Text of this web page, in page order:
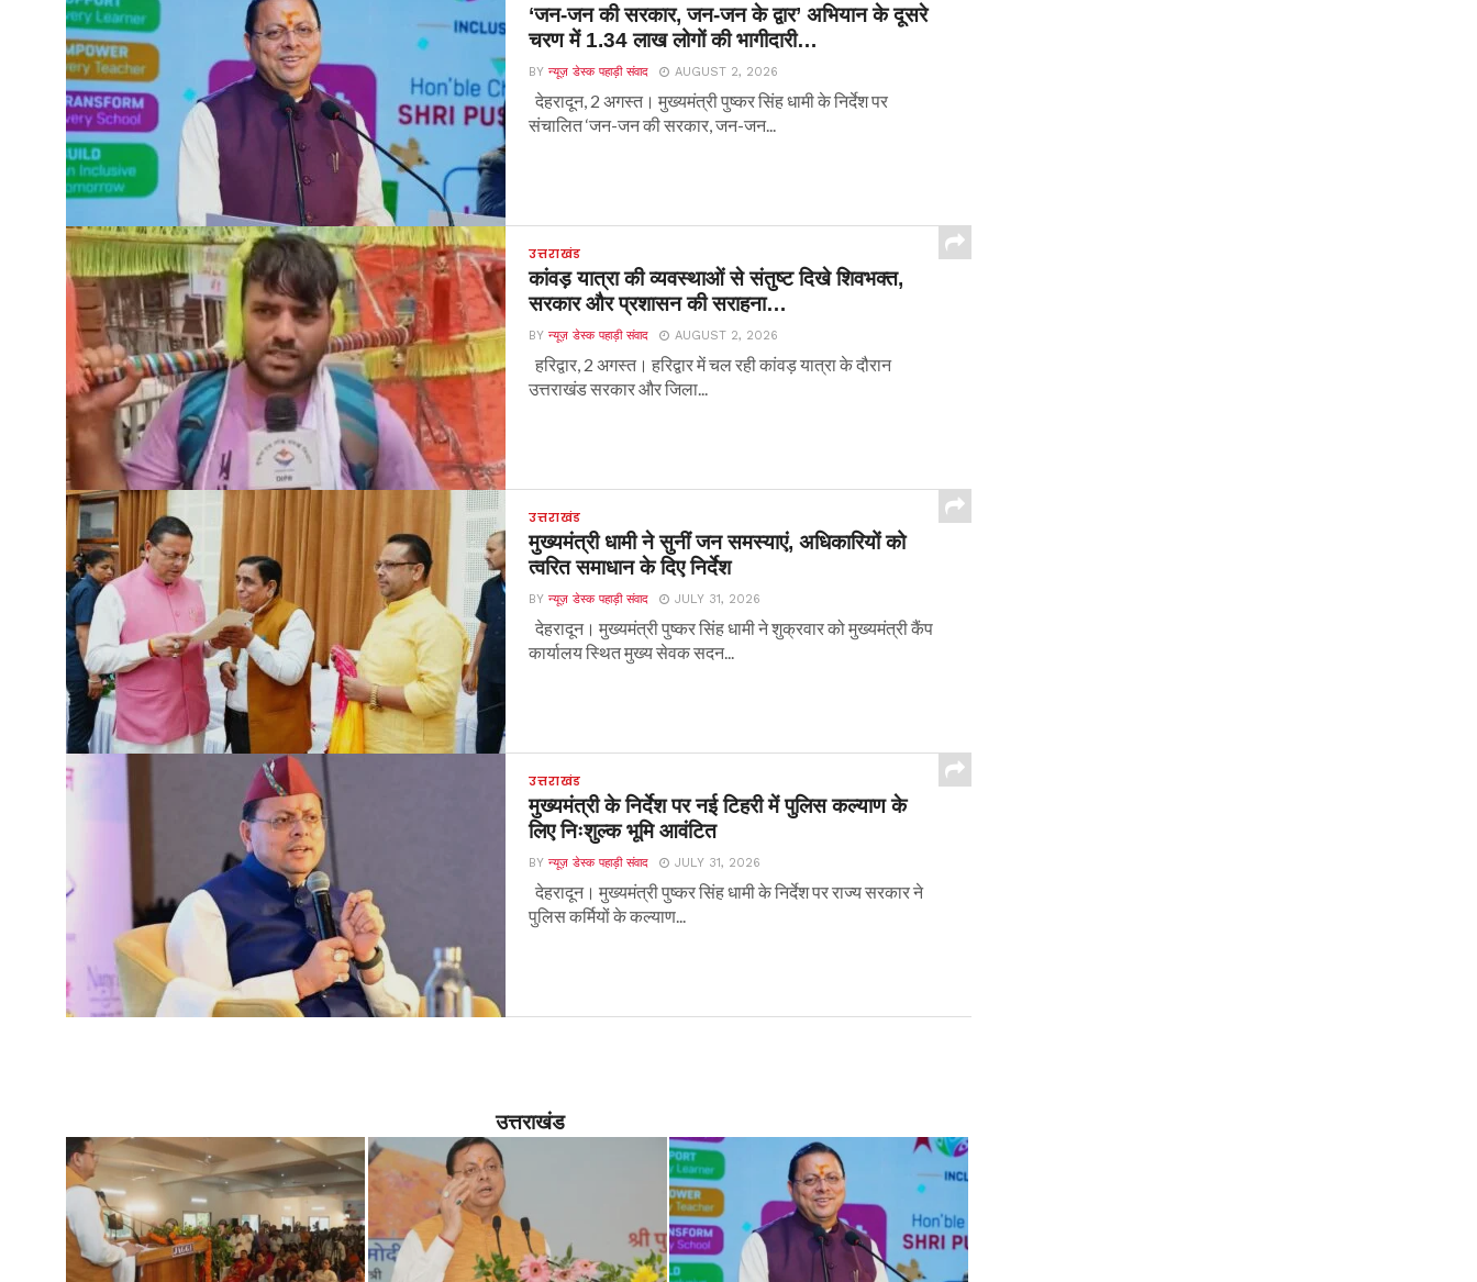
‘जन-जन की सरकार, जन-जन के द्वार’ अभियान के दूसरे
चरण में 1.34 लाख लोगों की भागीदारी…
BYन्यूज़ डेस्क पहाड़ी संवाद AUGUST 2, 2026
देहरादून, 2 अगस्त। मुख्यमंत्री पुष्कर सिंह धामी के निर्देश पर
संचालित ‘जन-जन की सरकार, जन-जन...
उत्तराखंड
कांवड़ यात्रा की व्यवस्थाओं से संतुष्ट दिखे शिवभक्त,
सरकार और प्रशासन की सराहना…
BYन्यूज़ डेस्क पहाड़ी संवाद AUGUST 2, 2026
हरिद्वार, 2 अगस्त। हरिद्वार में चल रही कांवड़ यात्रा के दौरान
उत्तराखंड सरकार और जिला...
उत्तराखंड
मुख्यमंत्री धामी ने सुनीं जन समस्याएं, अधिकारियों को
त्वरित समाधान के दिए निर्देश
BYन्यूज़ डेस्क पहाड़ी संवाद JULY 31, 2026
देहरादून। मुख्यमंत्री पुष्कर सिंह धामी ने शुक्रवार को मुख्यमंत्री कैंप
कार्यालय स्थित मुख्य सेवक सदन...
उत्तराखंड
मुख्यमंत्री के निर्देश पर नई टिहरी में पुलिस कल्याण के
लिए निःशुल्क भूमि आवंटित
BYन्यूज़ डेस्क पहाड़ी संवाद JULY 31, 2026
देहरादून। मुख्यमंत्री पुष्कर सिंह धामी के निर्देश पर राज्य सरकार ने
पुलिस कर्मियों के कल्याण...
उत्तराखंड